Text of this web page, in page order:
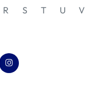
R S T U
V
new tab)
in a new tab)
(opens in a new tab)